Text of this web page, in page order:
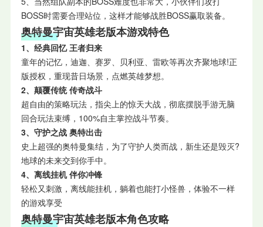
BOSS时需要合理站位，这样才能够战胜BOSS赢取装备。
奥特曼宇宙英雄老版本游戏特色
1、经典回忆 王者归来
童年的记忆，迪迦、赛罗、贝利亚、雷欧等再次齐聚地球!正
版授权，重现昔日场景，点燃英雄梦想。
2、颠覆传统 传奇战斗
超自由的策略玩法，指尖上的惊天大战，彻底摆脱手游无脑
回合玩法束缚，100%自主掌控战斗节奏。
3、守护之战 奥特出击
史上超强的奥特曼集结，为了守护人类而战，新生还是毁灭?
地球的未来交到你手中。
4、离线挂机 伴你冲锋
轻松又刺激，离线能挂机，躺着也能打小怪兽，体验不一样
的游戏享受
奥特曼宇宙英雄老版本角色攻略